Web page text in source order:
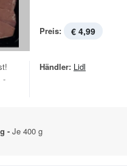
Preis: € 4,99
-
Händler: Lidl
- Je 400 g